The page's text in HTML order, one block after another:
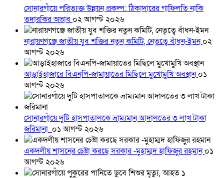
সোনারগাঁয়ে পরিত্যক্ত উন্নয়ন প্রকল্প: ঠিকাদারের গাফিলতি নাকি
তদারকির অভাব ০২ আগস্ট ২০২৬
নারায়ণগঞ্জে জাতীয় যুব শক্তির নতুন কমিটি, নেতৃত্বে বাঁধন-ইমন০২
আগস্ট ২০২৬
আড়াইহাজারে বিএনপি-জামায়াতের মিছিলে মুখোমুখি অবস্থান০১
আগস্ট ২০২৬
সোনারগাঁয়ে দুটি হাসপাতালকে ভ্রাম্যমান আদালতের ৩ লাখ টাকা
জরিমানা ০১ আগস্ট ২০২৬
একদলীয় শাসনের চেষ্টা করছে সরকার -মুহাম্মদ হাফিজুর রহমান০১
আগস্ট ২০২৬